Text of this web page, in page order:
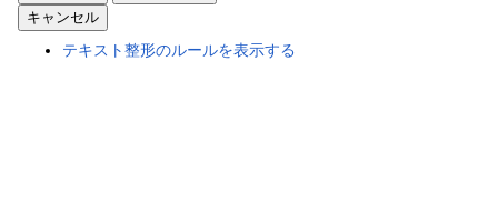
テキスト整形のルールを表示する